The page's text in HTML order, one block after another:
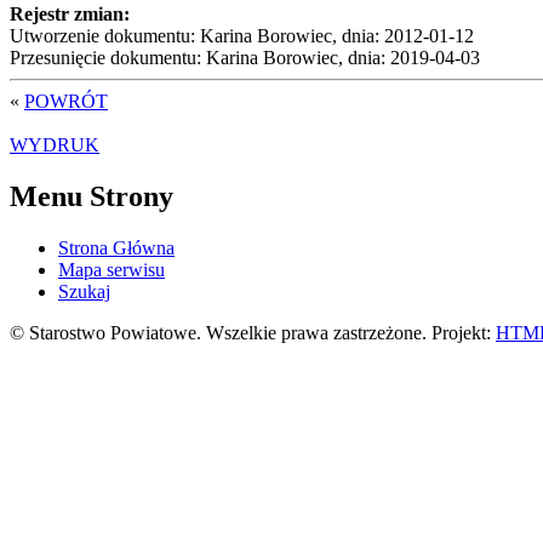
Rejestr zmian:
Utworzenie dokumentu: Karina Borowiec, dnia: 2012-01-12
Przesunięcie dokumentu: Karina Borowiec, dnia: 2019-04-03
« POWRÓT
WYDRUK
Menu Strony
Strona Główna
Mapa serwisu
Szukaj
© Starostwo Powiatowe. Wszelkie prawa zastrzeżone. Projekt: